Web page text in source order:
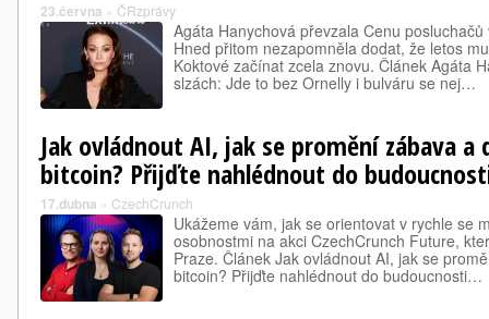
23.června » ČRzprávy
Agáta Hanychová převzala Cenu
Hned přitom nezapomněla dodat, že letos
Koktové začínat zcela znovu. Článek Agáta
slzách: Jde to bez Ornelly i bulváru se nej…
Jak ovládnout AI, jak se promění zábava a
bitcoin? Přijďte nahlédnout do
17.dubna » CzechCrunch
Ukážeme vám, jak se orientovat v rychle se
osobnostmi na akci CzechCrunch Future,
Praze. Článek Jak ovládnout AI, jak se
bitcoin? Přijďte nahlédnout do budoucnosti…